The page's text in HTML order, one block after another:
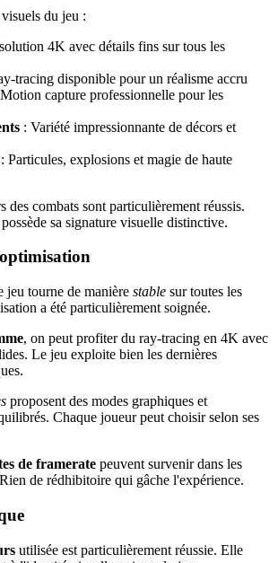
du jeu :
4K avec détails fins sur tous les
tracing disponible pour un réalisme accru
capture professionnelle pour les
: Variété impressionnante de décors et
: Particules, explosions et magie de haute
des combats sont particulièrement réussis.
sa signature visuelle distinctive.
jeu tourne de manière stable sur toutes les
a été particulièrement soignée.
, on peut profiter du ray-tracing en 4K avec
Le jeu exploite bien les dernières
proposent des modes graphiques et
Chaque joueur peut choisir selon ses
de framerate peuvent survenir dans les
de rédhibitoire qui gâche l'expérience.
utilisée est particulièrement réussie. Elle